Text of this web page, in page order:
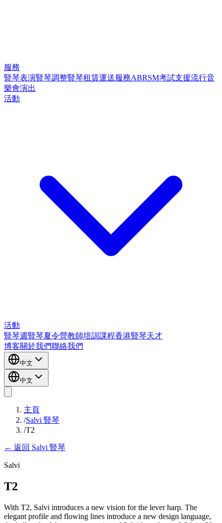
服務
豎琴表演豎琴調整豎琴租賃運送服務ABRSM考試支援流行音
樂會演出
活動
活動
豎琴週豎琴夏令營教師培訓課程香港豎琴天才
博客關於我們聯絡我們
中文
中文
主頁
/Salvi 豎琴
/T2
← 返回 Salvi 豎琴
Salvi
T2
With T2, Salvi introduces a new vision for the lever harp. The
elegant profile and flowing lines introduce a new design language,